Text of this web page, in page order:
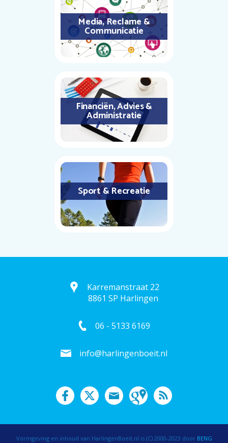
Media, Reclame &
Communicatie
Financiën, Advies &
Administratie
Sport & Recreatie
Karremanstraat 22
8861 SP Harlingen
06 - 5133 6169
info@harlingenboeit.nl
Vormgeving en inhoud van HarlingenBoeit.nl is (C) 2000-2023 door BENG